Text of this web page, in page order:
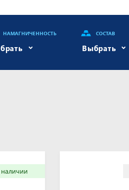
НАМАГНИЧЕННОСТЬ СОСТАВ
Выбрать